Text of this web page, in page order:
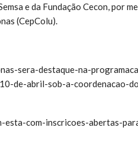
e da Fundação Cecon, por
(CepColu).
sera-destaque-na-
de-abril-sob-a-coordenacao-
esta-com-inscricoes-abertas-